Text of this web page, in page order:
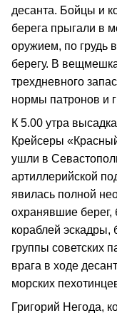
десанта. Бойцы и
берега прыгали в
оружием, по грудь
берегу. В
трехдневного
нормы патронов и
К 5.00 утра
Крейсеры
ушли в
артиллерийской
явилась полной
охранявшие
кораблей
группы советских
врага в ходе
морских
Григорий Негода,